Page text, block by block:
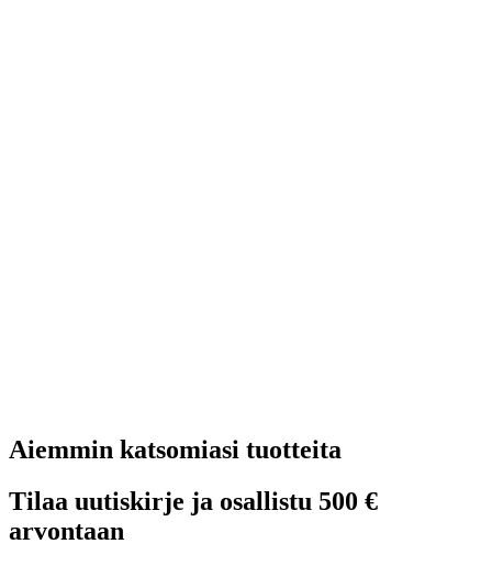
Aiemmin katsomiasi tuotteita
Tilaa uutiskirje ja osallistu 500 €
arvontaan